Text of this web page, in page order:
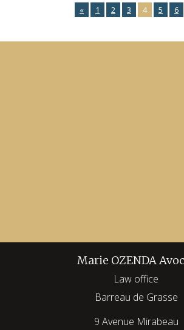
« 1 2 3 4 5 6
Marie OZENDA
Law office
Barreau de Grasse
9 Avenue Mirabeau